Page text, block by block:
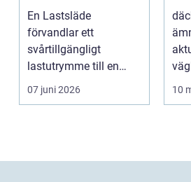
och personbil
En Lastsläde
förvandlar ett
svårtillgängligt
lastutrymme till en
lättjobbad yta. Genom
att dra ut la...
07 juni 2026 10